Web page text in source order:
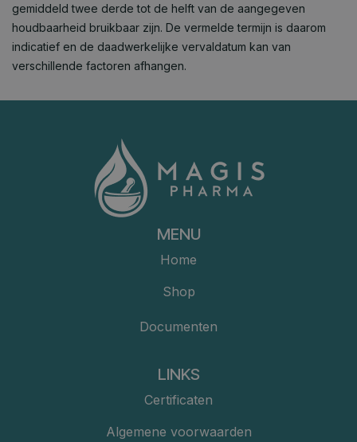
gemiddeld twee derde tot de helft van de aangegeven
houdbaarheid bruikbaar zijn. De vermelde termijn is daarom
indicatief en de daadwerkelijke vervaldatum kan van
verschillende factoren afhangen.
MENU
Home
Shop
Documenten
LINKS
Certificaten
Algemene voorwaarden